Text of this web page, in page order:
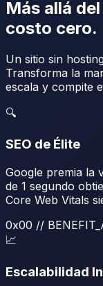
Más allá del
costo cero.
Un sitio sin
Transforma la
escala y compite
🔍
SEO de Élite
Google premia la
de 1 segundo
Core Web Vitals
0x00 //
📈
Escalabilidad